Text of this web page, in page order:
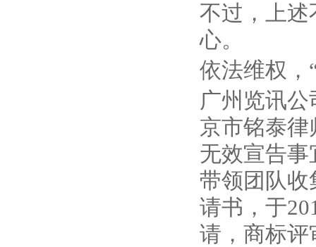
不过，上述
心。
依法维权，
广州览讯
京市铭泰律
无效宣告
带领团队收
请书，于
请，商标评